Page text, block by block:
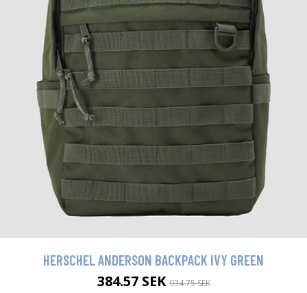
HERSCHEL ANDERSON BACKPACK IVY GREEN
384.57 SEK934.75 SEK